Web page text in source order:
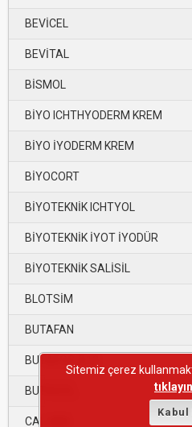
BEVİCEL
BEVİTAL
BİSMOL
BİYO ICHTHYODERM KREM
BİYO İYODERM KREM
BİYOCORT
BİYOTEKNİK ICHTYOL
BİYOTEKNİK İYOT İYODÜR
BİYOTEKNİK SALİSİL
BLOTSİM
BUTAFAN
BUTAFOS-B12
BUTASOL
CAL-MİX
Sitemiz çerez
Kabul